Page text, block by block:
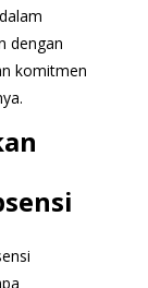
dengan
komitmen